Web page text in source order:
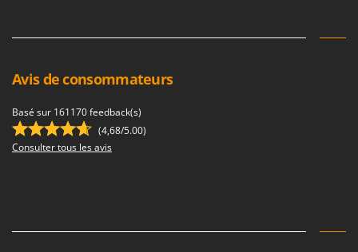
Avis de consommateurs
Basé sur 161170 feedback(s)
(4,68/5.00)
Consulter tous les avis